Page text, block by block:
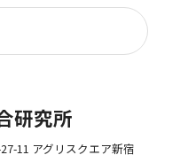
研究所
11 アグリスクエア新宿